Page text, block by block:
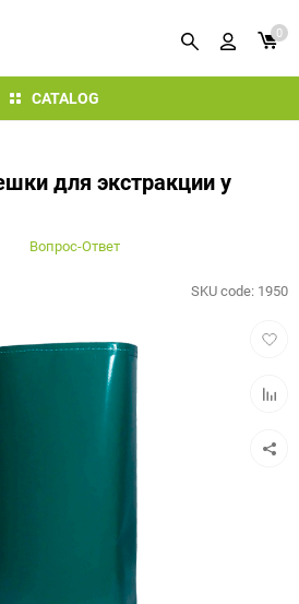
CATALOG
0
для экстракции у
Вопрос-Ответ
Add
Add
to
table
SKU code: 1950